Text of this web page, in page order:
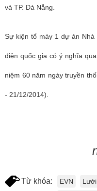
và TP. Đà Nẵng.
Sự kiện tổ máy 1 dự án
điện quốc gia có ý nghĩa
niệm 60 năm ngày truyền
- 21/12/2014).
Từ khóa: EVN